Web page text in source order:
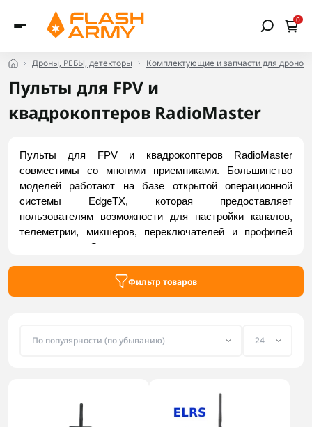
0
Дроны, РЕБЫ, детекторы Комплектующие и запчасти для дронов
Пульты для FPV и
квадрокоптеров RadioMaster
Пульты для FPV и квадрокоптеров RadioMaster
совместимы со многими приемниками. Большинство
моделей работают на базе открытой операционной
системы EdgeTX, которая предоставляет
пользователям возможности для настройки каналов,
телеметрии, микшеров, переключателей и профилей
управления. Они представлены как компактными
профессиональными решениями с большими
Фильтр товаров